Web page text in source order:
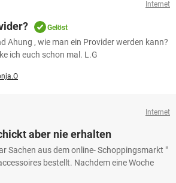
Internet
Gelöst
Ahung , wie man ein Provider werden kann?
ich euch schon mal. L.G
Internet
aber nie erhalten
Sachen aus dem online- Schoppingsmarkt "
bestellt. Nachdem eine Woche